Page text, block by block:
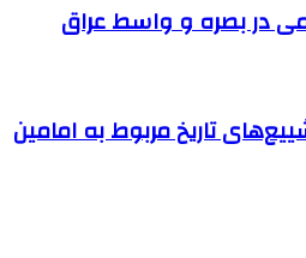
در بصره و واسط عراق
تاریخ مربوط به امامین